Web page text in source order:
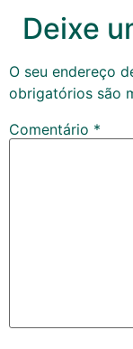
Deixe
O seu endereço
obrigatórios são
Comentário *